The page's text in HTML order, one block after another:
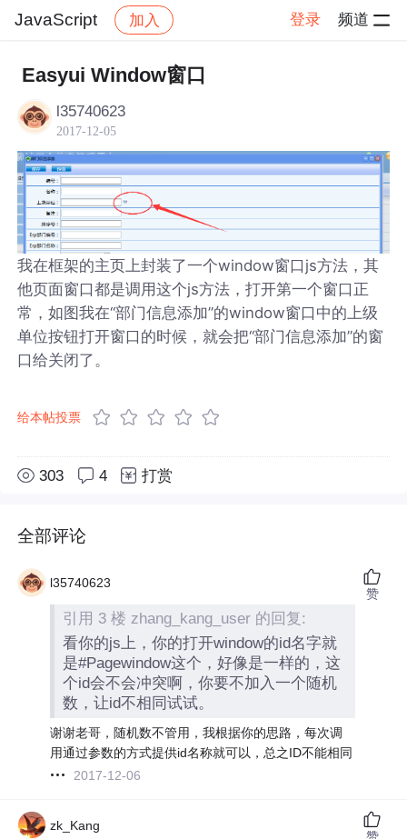
JavaScript 加入 登录 频道
社区 JavaScript 帖子详情
Easyui Window窗口
l35740623
2017-12-05
我在框架的主页上封装了一个window窗口js方法，其
他页面窗口都是调用这个js方法，打开第一个窗口正
常，如图我在“部门信息添加”的window窗口中的上级
单位按钮打开窗口的时候，就会把“部门信息添加”的窗
口给关闭了。
给本帖投票
303 4 打赏
全部评论
l35740623
引用 3 楼 zhang_kang_user 的回复:
看你的js上，你的打开window的id名字就
是#Pagewindow这个，好像是一样的，这
个id会不会冲突啊，你要不加入一个随机
数，让id不相同试试。
谢谢老哥，随机数不管用，我根据你的思路，每次调
用通过参数的方式提供id名称就可以，总之ID不能相同
2017-12-06
赞
zk_Kang
赞